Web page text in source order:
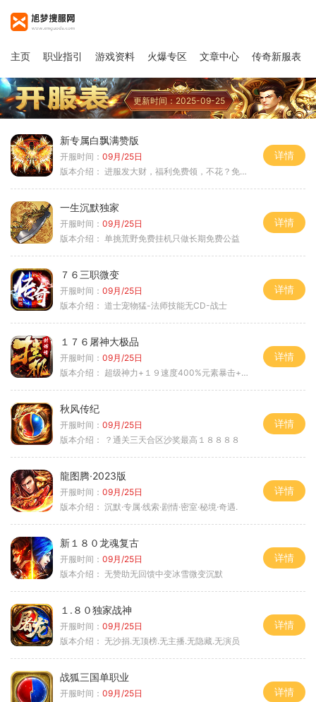
主页 职业指引 游戏资料 火爆专区 文章中心 传奇新服表
更新时间：2025-09-25
新专属白飘满赞版
开服时间： 09月/25日
版本介绍： 进服发大财，福利免费领，不花？免费通关！
详情
一生沉默独家
开服时间： 09月/25日
版本介绍： 单挑荒野免费挂机只做长期免费公益
详情
７６三职微变
开服时间： 09月/25日
版本介绍： 道士宠物猛-法师技能无CD-战士
详情
１７６屠神大极品
开服时间： 09月/25日
版本介绍： 超级神力+１９速度400%元素暴击+６６
详情
秋风传纪
开服时间： 09月/25日
版本介绍：
？通关三天合区沙奖最高１８８８８
详情
龍图腾·2023版
开服时间： 09月/25日
版本介绍： 沉默·专属·线索·剧情·密室·秘境·奇遇.
详情
新１８０龙魂复古
开服时间： 09月/25日
版本介绍： 无赞助无回馈中变冰雪微变沉默
详情
１.８０独家战神
开服时间： 09月/25日
版本介绍： 无沙捐.无顶榜.无主播.无隐藏.无演员
详情
战狐三国单职业
开服时间： 09月/25日
详情